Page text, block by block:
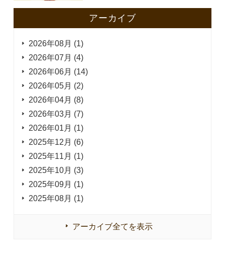
アーカイブ
2026年08月 (1)
2026年07月 (4)
2026年06月 (14)
2026年05月 (2)
2026年04月 (8)
2026年03月 (7)
2026年01月 (1)
2025年12月 (6)
2025年11月 (1)
2025年10月 (3)
2025年09月 (1)
2025年08月 (1)
アーカイブ全てを表示